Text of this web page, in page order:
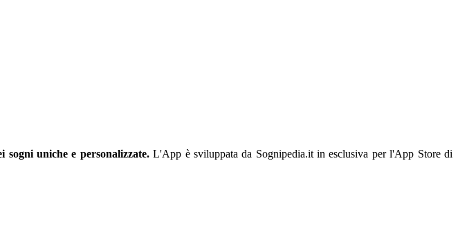
uniche e personalizzate.L'App è sviluppata da Sognipedia.it in esclusiva per l'App Store di